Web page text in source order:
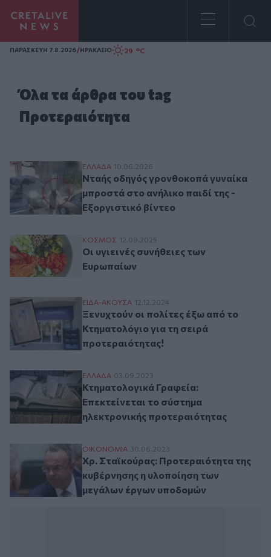
Homepage
ΠΑΡΑΣΚΕΥΗ 7.8.2026/ΗΡΑΚΛΕΙΟ 29 °C
Όλα τα άρθρα του tag
Προτεραιότητα
Νταής οδηγός γρονθοκοπά γυναίκα
ΕΛΛAΔΑ 10.06.2026
Νταής οδηγός γρονθοκοπά γυναίκα
μπροστά στο ανήλικο παιδί της -
Εξοργιστικό βίντεο
Οι υγιεινές συνήθειες των Ευρωπαίων
ΚΟΣΜΟΣ 12.09.2025
Οι υγιεινές συνήθειες των
Ευρωπαίων
Ξενυχτούν οι πολίτες έξω από το
ΕΙΔΑ-ΑΚΟΥΣΑ 12.12.2024
Ξενυχτούν οι πολίτες έξω από το
Κτηματολόγιο για τη σειρά
προτεραιότητας!
Κτηματολογικά Γραφεία: Επεκτείνεται
ΕΛΛAΔΑ 03.09.2023
Κτηματολογικά Γραφεία:
Επεκτείνεται το σύστημα
ηλεκτρονικής προτεραιότητας
Χρ. Σταϊκούρας: Προτεραιότητα της
ΟΙΚΟΝΟΜΙΑ 30.06.2023
Χρ. Σταϊκούρας: Προτεραιότητα της
κυβέρνησης η υλοποίηση των
μεγάλων έργων υποδομών